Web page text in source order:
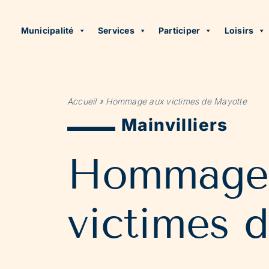
Municipalité Services Participer Loisirs
Accueil» Hommage aux victimes de Mayotte
Mainvilliers
victimes